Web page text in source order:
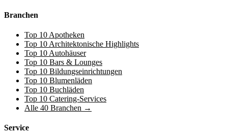
Branchen
Top 10 Apotheken
Top 10 Architektonische Highlights
Top 10 Autohäuser
Top 10 Bars & Lounges
Top 10 Bildungseinrichtungen
Top 10 Blumenläden
Top 10 Buchläden
Top 10 Catering-Services
Alle 40 Branchen →
Service